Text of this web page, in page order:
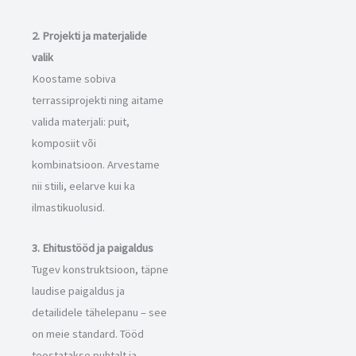
2. Projekti ja materjalide
valik
Koostame sobiva
terrassiprojekti ning aitame
valida materjali: puit,
komposiit või
kombinatsioon. Arvestame
nii stiili, eelarve kui ka
ilmastikuolusid.
3. Ehitustööd ja paigaldus
Tugev konstruktsioon, täpne
laudise paigaldus ja
detailidele tähelepanu – see
on meie standard. Tööd